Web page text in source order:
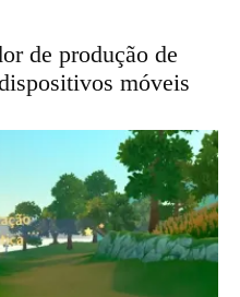
de produção de
móveis